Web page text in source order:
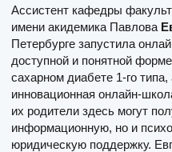
Ассистент кафедры
имени акидемика Павлова
Петербурге запустила
доступной и понятной
сахарном диабете 1-го
инновационная онлайн-
их родители здесь могут
информационную, но и
юридическую поддержку.